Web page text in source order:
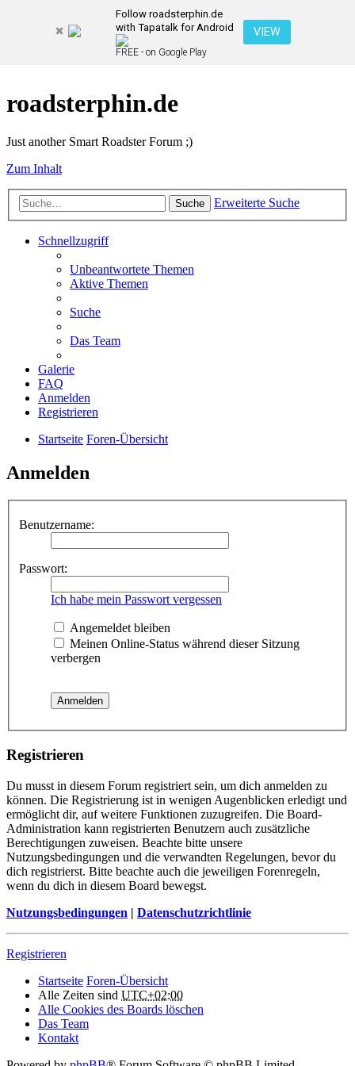
Follow roadsterphin.de
with Tapatalk for Android
FREE - on Google Play
VIEW
roadsterphin.de
Just another Smart Roadster Forum ;)
Zum Inhalt
Suche Erweiterte Suche
Schnellzugriff
Unbeantwortete Themen
Aktive Themen
Suche
Das Team
Galerie
FAQ
Anmelden
Registrieren
Startseite Foren-Übersicht
Anmelden
Benutzername:
Passwort:
Ich habe mein Passwort vergessen
Angemeldet bleiben
Meinen Online-Status während dieser Sitzung
verbergen
Registrieren
Du musst in diesem Forum registriert sein, um dich anmelden zu
können. Die Registrierung ist in wenigen Augenblicken erledigt und
ermöglicht dir, auf weitere Funktionen zuzugreifen. Die Board-
Administration kann registrierten Benutzern auch zusätzliche
Berechtigungen zuweisen. Beachte bitte unsere
Nutzungsbedingungen und die verwandten Regelungen, bevor du
dich registrierst. Bitte beachte auch die jeweiligen Forenregeln,
wenn du dich in diesem Board bewegst.
Nutzungsbedingungen | Datenschutzrichtlinie
Registrieren
Startseite Foren-Übersicht
Alle Zeiten sind UTC+02:00
Alle Cookies des Boards löschen
Das Team
Kontakt